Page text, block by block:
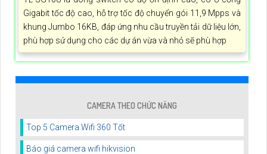
Gigabit tốc độ cao, hỗ trợ tốc độ chuyển gói 11,9 Mpps và
khung Jumbo 16KB, đáp ứng nhu cầu truyền tải dữ liệu lớn,
phù hợp sử dụng cho các dự án vừa và nhỏ sẽ phù hợp
CAMERA THEO CHỨC NĂNG
Top 5 Camera Wifi 360 Tốt
Báo giá camera wifi hikvision